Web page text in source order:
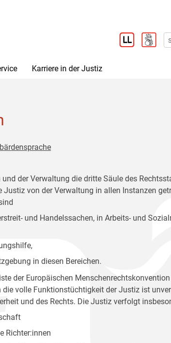
Karriere in der Justiz
der Verwaltung die dritte Säule des
von der Verwaltung in allen Instanzen
und Handelssachen, in Arbeits- und
in diesen Bereichen.
der Europäischen
die volle Funktionstüchtigkeit der Justiz ist
und des Rechts. Die Justiz verfolgt
Richter:innen